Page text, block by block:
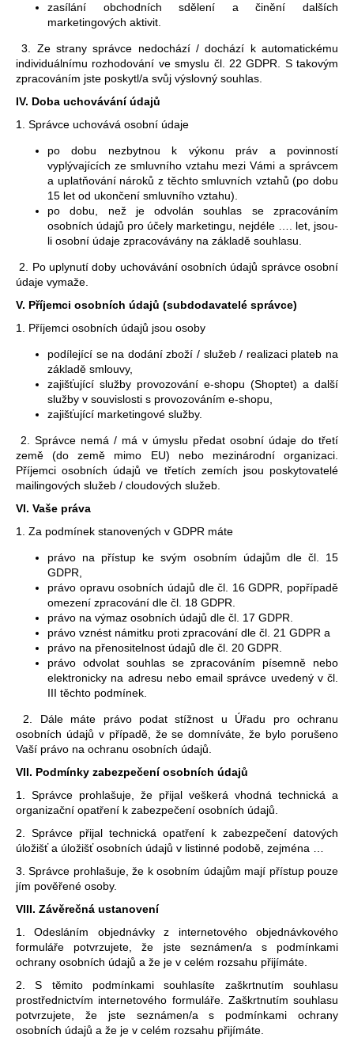
zasílání obchodních sdělení a činění dalších
marketingových aktivit.
3. Ze strany správce nedochází / dochází k automatickému
individuálnímu rozhodování ve smyslu čl. 22 GDPR. S takovým
zpracováním jste poskytl/a svůj výslovný souhlas.
IV. Doba uchovávání údajů
1. Správce uchovává osobní údaje
po dobu nezbytnou k výkonu práv a povinností
vyplývajících ze smluvního vztahu mezi Vámi a správcem
a uplatňování nároků z těchto smluvních vztahů (po dobu
15 let od ukončení smluvního vztahu).
po dobu, než je odvolán souhlas se zpracováním
osobních údajů pro účely marketingu, nejdéle …. let, jsou-
li osobní údaje zpracovávány na základě souhlasu.
2. Po uplynutí doby uchovávání osobních údajů správce osobní
údaje vymaže.
V. Příjemci osobních údajů (subdodavatelé správce)
1. Příjemci osobních údajů jsou osoby
podílející se na dodání zboží / služeb / realizaci plateb na
základě smlouvy,
zajišťující služby provozování e-shopu (Shoptet) a další
služby v souvislosti s provozováním e-shopu,
zajišťující marketingové služby.
2. Správce nemá / má v úmyslu předat osobní údaje do třetí
země (do země mimo EU) nebo mezinárodní organizaci.
Příjemci osobních údajů ve třetích zemích jsou poskytovatelé
mailingových služeb / cloudových služeb.
VI. Vaše práva
1. Za podmínek stanovených v GDPR máte
právo na přístup ke svým osobním údajům dle čl. 15
GDPR,
právo opravu osobních údajů dle čl. 16 GDPR, popřípadě
omezení zpracování dle čl. 18 GDPR.
právo na výmaz osobních údajů dle čl. 17 GDPR.
právo vznést námitku proti zpracování dle čl. 21 GDPR a
právo na přenositelnost údajů dle čl. 20 GDPR.
právo odvolat souhlas se zpracováním písemně nebo
elektronicky na adresu nebo email správce uvedený v čl.
III těchto podmínek.
2. Dále máte právo podat stížnost u Úřadu pro ochranu
osobních údajů v případě, že se domníváte, že bylo porušeno
Vaší právo na ochranu osobních údajů.
VII. Podmínky zabezpečení osobních údajů
1. Správce prohlašuje, že přijal veškerá vhodná technická a
organizační opatření k zabezpečení osobních údajů.
2. Správce přijal technická opatření k zabezpečení datových
úložišť a úložišť osobních údajů v listinné podobě, zejména …
3. Správce prohlašuje, že k osobním údajům mají přístup pouze
jím pověřené osoby.
VIII. Závěrečná ustanovení
1. Odesláním objednávky z internetového objednávkového
formuláře potvrzujete, že jste seznámen/a s podmínkami
ochrany osobních údajů a že je v celém rozsahu přijímáte.
2. S těmito podmínkami souhlasíte zaškrtnutím souhlasu
prostřednictvím internetového formuláře. Zaškrtnutím souhlasu
potvrzujete, že jste seznámen/a s podmínkami ochrany
osobních údajů a že je v celém rozsahu přijímáte.